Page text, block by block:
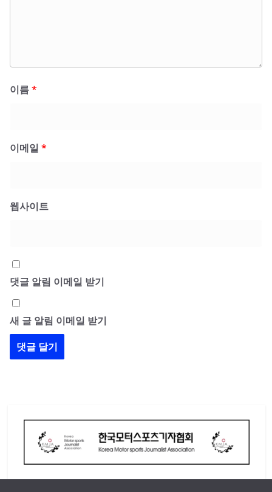
이름*
이메일 *
웹사이트
댓글 알림 이메일 받기
새 글 알림 이메일 받기